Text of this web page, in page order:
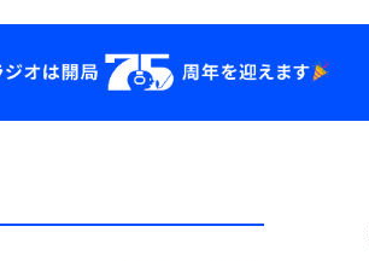
YouTube